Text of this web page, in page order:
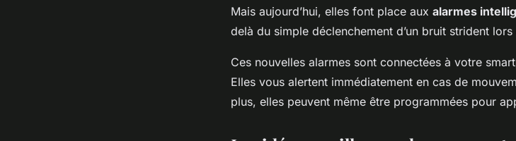
Mais aujourd’hui, elles font place aux alarmes
delà du simple déclenchement d’un bruit strident lors
Ces nouvelles alarmes sont connectées à votre
Elles vous alertent immédiatement en cas de
plus, elles peuvent même être programmées pour